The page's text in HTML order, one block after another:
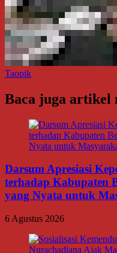
Taopik
Baca juga artikel
Darsum Apresiasi
terhadap Kabupaten
yang Nyata untuk
6 Agustus 2026